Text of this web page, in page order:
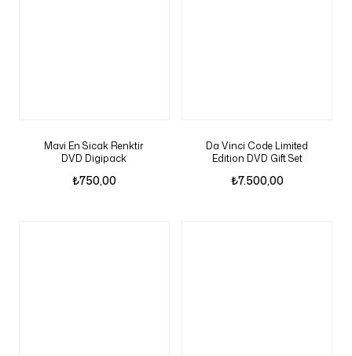
Mavi En Sicak Renktir
DVD Digipack
₺750,00
Da Vinci Code Limited
Edition DVD Gift Set
₺7.500,00